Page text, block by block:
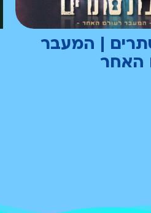
| המעבר
האחר